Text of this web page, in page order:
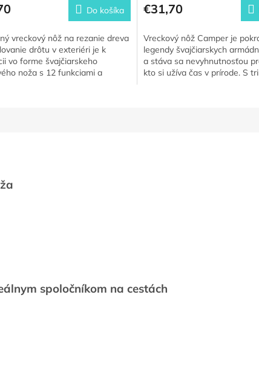
Do košíka
vreckový nôž na rezanie dreva
drôtu v exteriéri je k
vo forme švajčiarskeho
noža s 12 funkciami a
€31,70
Vreckový nôž Camper je
legendy švajčiarskych
a stáva sa nevyhnutnosťou
kto si užíva čas v prírode. S
spoločníkom na cestách